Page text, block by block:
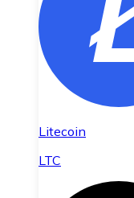
Litecoin
LTC